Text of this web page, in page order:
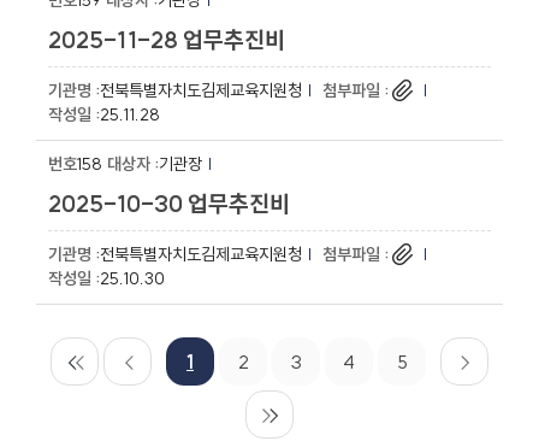
2025-11-28 업무추진비
전북특별자치도김제교육지원청
25.11.28
158 기관장
2025-10-30 업무추진비
전북특별자치도김제교육지원청
25.10.30
1 2 3 4 5